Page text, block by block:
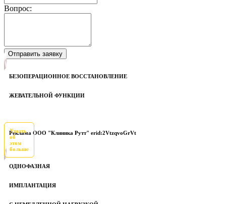
Вопрос:
БЕЗОПЕРАЦИОННОЕ ВОССТАНОВЛЕНИЕ
ЖЕВАТЕЛЬНОЙ ФУНКЦИИ
Реклама ООО "Клиника Рутт" erid:2VtzqvoGrVt
Узнать
об
этом
больше
ОДНОФАЗНАЯ
ИМПЛАНТАЦИЯ